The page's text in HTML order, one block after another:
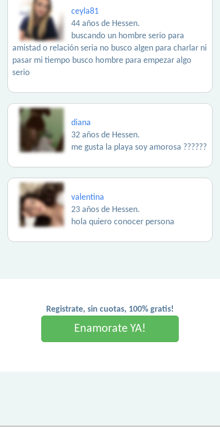
ceyla81
44 años de Hessen.
buscando un hombre serio para
amistad o relación seria no busco algen para charlar ni
pasar mi tiempo busco hombre para empezar algo
serio
diana
32 años de Hessen.
me gusta la playa soy amorosa ??????
valentina
23 años de Hessen.
hola quiero conocer persona
Registrate, sin cuotas, 100% gratis!
Enamorate YA!